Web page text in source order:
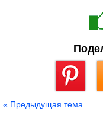
« Предыдущая тема